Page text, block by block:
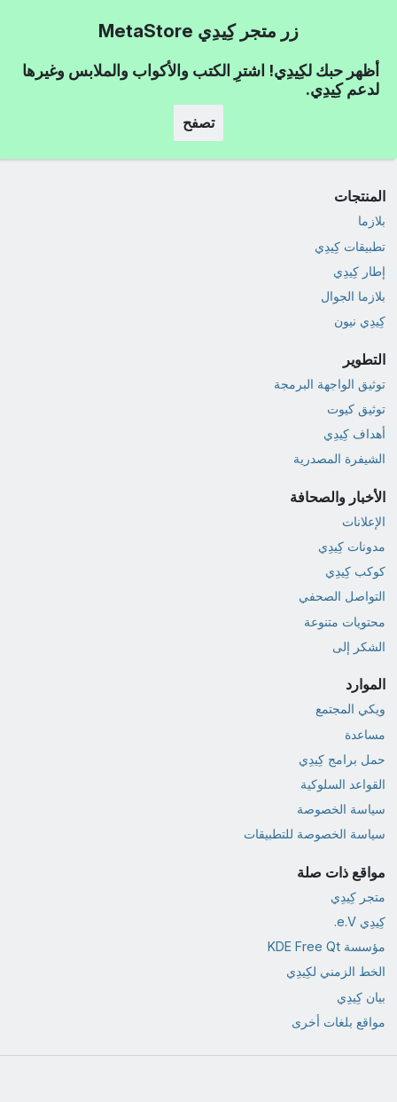
زر متجر كِيدِي MetaStore
أظهر حبك لكِيدِي! اشترِ الكتب والأكواب والملابس وغيرها
لدعم كِيدِي.
تصفح
المنتجات
بلازما
تطبيقات كِيدِي
إطار كِيدِي
بلازما الجوال
كِيدِي نيون
التطوير
توثيق الواجهة البرمجة
توثيق كيوت
أهداف كِيدِي
الشيفرة المصدرية
الأخبار والصحافة
الإعلانات
مدونات كِيدِي
كوكب كِيدِي
التواصل الصحفي
محتويات متنوعة
الشكر إلى
الموارد
ويكي المجتمع
مساعدة
حمل برامج كِيدِي
القواعد السلوكية
سياسة الخصوصة
سياسة الخصوصة للتطبيقات
مواقع ذات صلة
متجر كِيدِي
كِيدِي e.V.
مؤسسة KDE Free Qt
الخط الزمني لكِيدِي
بيان كِيدِي
مواقع بلغات أخرى